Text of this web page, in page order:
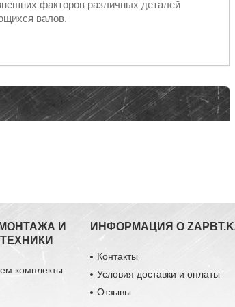
факторов различных деталей
валов.
И
ИНФОРМАЦИЯ О
Контакты
Условия доставки и оплаты
Отзывы